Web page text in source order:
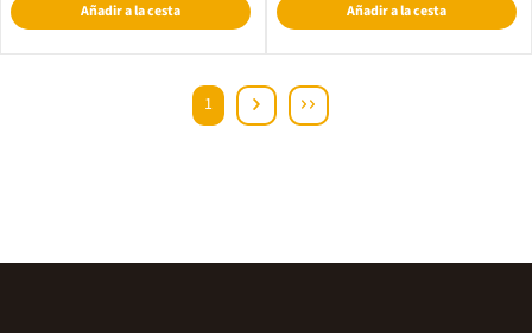
Añadir a la cesta Añadir a la cesta
1